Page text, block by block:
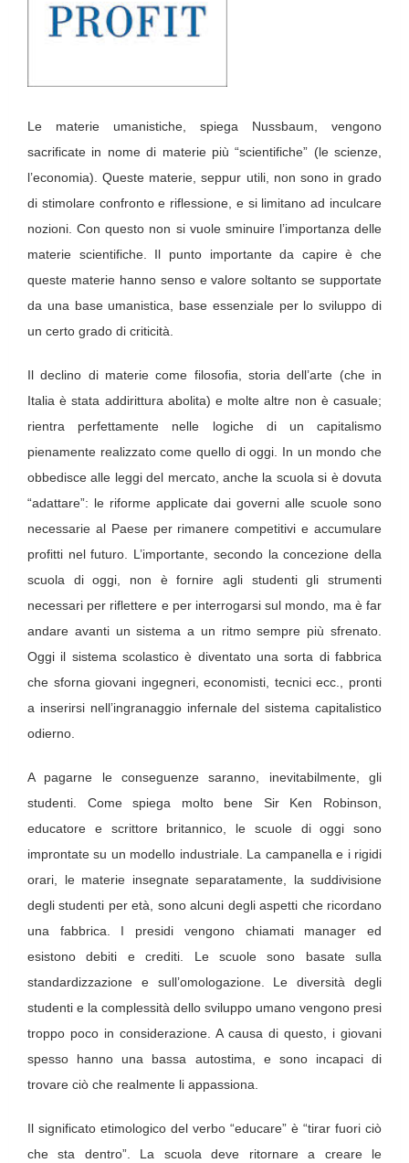
Le materie umanistiche, spiega Nussbaum, vengono
sacrificate in nome di materie più “scientifiche” (le scienze,
l’economia). Queste materie, seppur utili, non sono in grado
di stimolare confronto e riflessione, e si limitano ad inculcare
nozioni. Con questo non si vuole sminuire l’importanza delle
materie scientifiche. Il punto importante da capire è che
queste materie hanno senso e valore soltanto se supportate
da una base umanistica, base essenziale per lo sviluppo di
un certo grado di criticità.
Il declino di materie come filosofia, storia dell’arte (che in
Italia è stata addirittura abolita) e molte altre non è casuale;
rientra perfettamente nelle logiche di un capitalismo
pienamente realizzato come quello di oggi. In un mondo che
obbedisce alle leggi del mercato, anche la scuola si è dovuta
“adattare”: le riforme applicate dai governi alle scuole sono
necessarie al Paese per rimanere competitivi e accumulare
profitti nel futuro. L’importante, secondo la concezione della
scuola di oggi, non è fornire agli studenti gli strumenti
necessari per riflettere e per interrogarsi sul mondo, ma è far
andare avanti un sistema a un ritmo sempre più sfrenato.
Oggi il sistema scolastico è diventato una sorta di fabbrica
che sforna giovani ingegneri, economisti, tecnici ecc., pronti
a inserirsi nell’ingranaggio infernale del sistema capitalistico
odierno.
A pagarne le conseguenze saranno, inevitabilmente, gli
studenti. Come spiega molto bene Sir Ken Robinson,
educatore e scrittore britannico, le scuole di oggi sono
improntate su un modello industriale. La campanella e i rigidi
orari, le materie insegnate separatamente, la suddivisione
degli studenti per età, sono alcuni degli aspetti che ricordano
una fabbrica. I presidi vengono chiamati manager ed
esistono debiti e crediti. Le scuole sono basate sulla
standardizzazione e sull’omologazione. Le diversità degli
studenti e la complessità dello sviluppo umano vengono presi
troppo poco in considerazione. A causa di questo, i giovani
spesso hanno una bassa autostima, e sono incapaci di
trovare ciò che realmente li appassiona.
Il significato etimologico del verbo “educare” è “tirar fuori ciò
che sta dentro”. La scuola deve ritornare a creare le